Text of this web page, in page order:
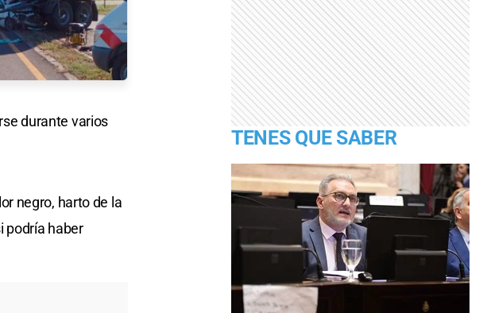
durante varios
negro, harto de la
podría haber
TENES QUE SABER